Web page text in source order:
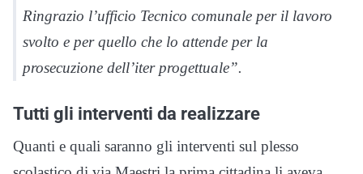
Ringrazio l’ufficio Tecnico comunale per il lavoro
svolto e per quello che lo attende per la
prosecuzione dell’iter progettuale”.
Tutti gli interventi da realizzare
Quanti e quali saranno gli interventi sul plesso